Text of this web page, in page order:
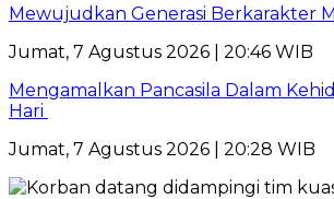
Mewujudkan Generasi Berkarakter
Jumat, 7 Agustus 2026 | 20:46 WIB
Mengamalkan Pancasila Dalam
Hari
Jumat, 7 Agustus 2026 | 20:28 WIB